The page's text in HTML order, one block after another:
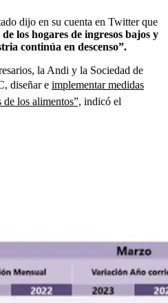
dijo en su cuenta en Twitter que
los hogares de ingresos bajos y
continúa en descenso”.
la Andi y la Sociedad de
diseñar e implementar medidas
los alimentos”, indicó el